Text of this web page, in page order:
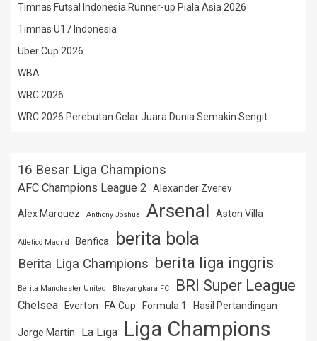
Timnas Futsal Indonesia Runner-up Piala Asia 2026
Timnas U17 Indonesia
Uber Cup 2026
WBA
WRC 2026
WRC 2026 Perebutan Gelar Juara Dunia Semakin Sengit
16 Besar Liga Champions
AFC Champions League 2 Alexander Zverev
Alex Marquez Anthony Joshua Arsenal Aston Villa
Atletico Madrid Benfica berita bola
Berita Liga Champions berita liga inggris
Berita Manchester United Bhayangkara FC BRI Super League
Chelsea Everton FA Cup Formula 1 Hasil Pertandingan
Jorge Martin La Liga Liga Champions